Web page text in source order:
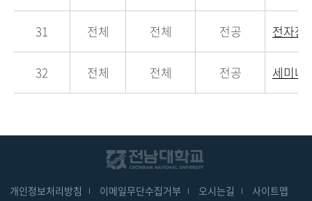
31 전체 전체 전공 전자장
32 전체 전체 전공 세미나
개인정보처리방침 이메일무단수집거부 오시는길 사이트맵